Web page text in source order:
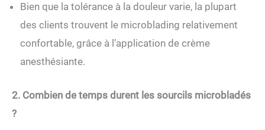
Bien que la tolérance à la douleur varie, la plupart
des clients trouvent le microblading relativement
confortable, grâce à l’application de crème
anesthésiante.
2. Combien de temps durent les sourcils microbladés
?